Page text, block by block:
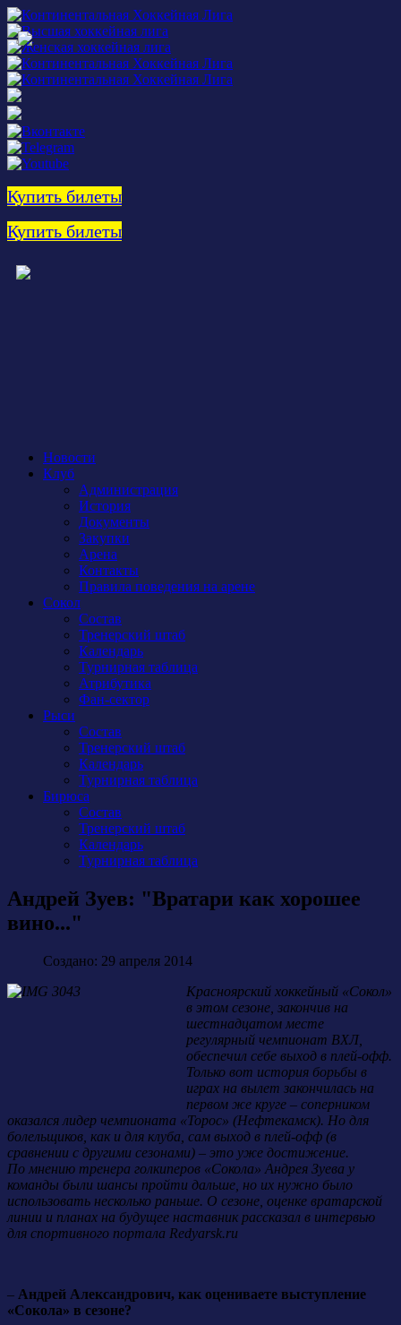
Купить билеты
Купить билеты
Новости
Клуб
Администрация
История
Документы
Закупки
Арена
Контакты
Правила поведения на арене
Сокол
Состав
Тренерский штаб
Календарь
Турнирная таблица
Атрибутика
Фан-сектор
Рыси
Состав
Тренерский штаб
Календарь
Турнирная таблица
Бирюса
Состав
Тренерский штаб
Календарь
Турнирная таблица
Андрей Зуев: "Вратари как хорошее
вино..."
Создано: 29 апреля 2014
Красноярский хоккейный «Сокол»
в этом сезоне, закончив на
шестнадцатом месте
регулярный чемпионат ВХЛ,
обеспечил себе выход в плей-офф.
Только вот история борьбы в
играх на вылет закончилась на
первом же круге – соперником
оказался лидер чемпионата «Торос» (Нефтекамск). Но для
болельщиков, как и для клуба, сам выход в плей-офф (в
сравнении с другими сезонами) – это уже достижение.
По мнению тренера голкиперов «Сокола» Андрея Зуева у
команды были шансы пройти дальше, но их нужно было
использовать несколько раньше. О сезоне, оценке вратарской
линии и планах на будущее наставник рассказал в интервью
для спортивного портала Redyarsk.ru
– Андрей Александрович, как оцениваете выступление
«Сокола» в сезоне?